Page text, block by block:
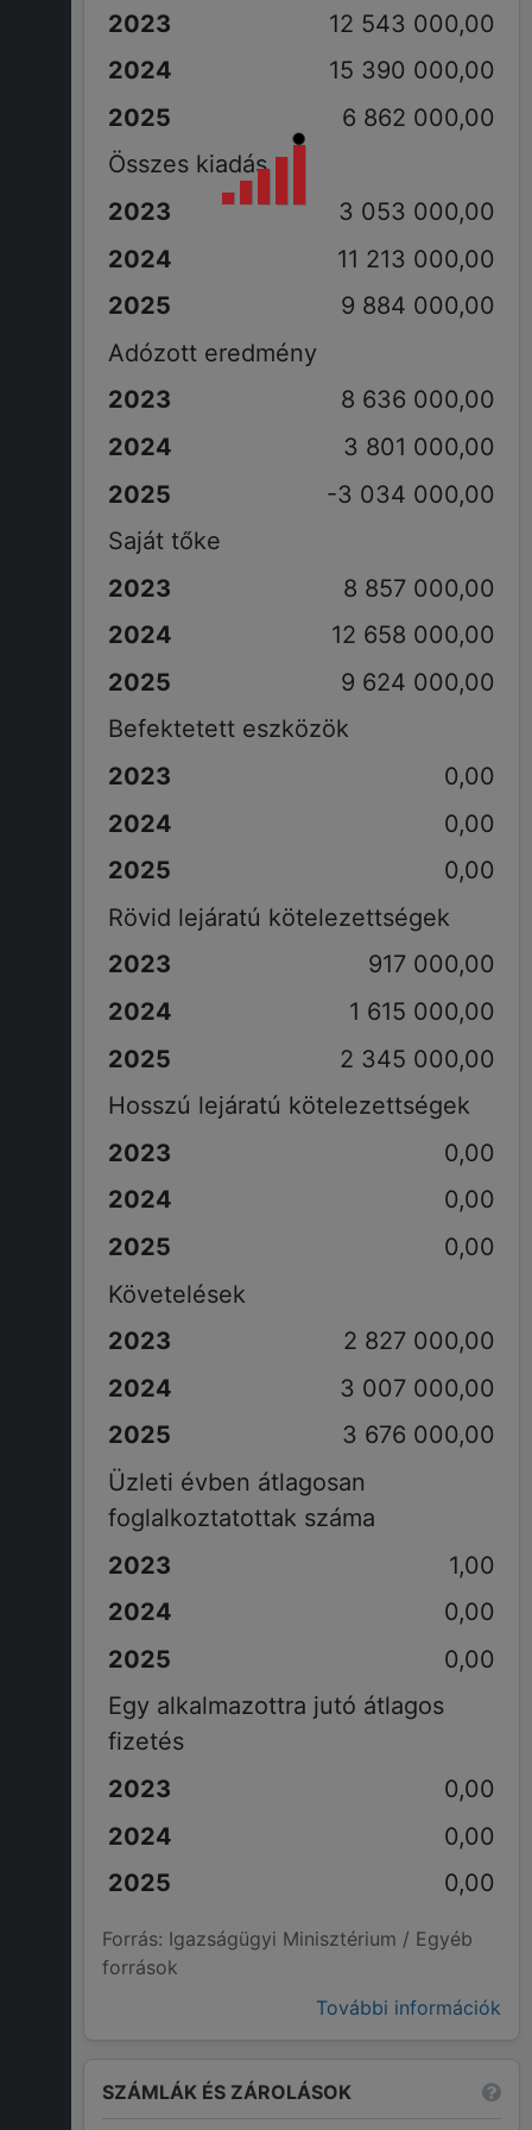
12 543 000,00
15 390 000,00
6 862 000,00
Összes kiadás
3 053 000,00
11 213 000,00
9 884 000,00
Adózott eredmény
8 636 000,00
3 801 000,00
-3 034 000,00
Saját tőke
8 857 000,00
12 658 000,00
9 624 000,00
Befektetett eszközök
0,00
0,00
0,00
Rövid lejáratú kötelezettségek
917 000,00
1 615 000,00
2 345 000,00
Hosszú lejáratú kötelezettségek
0,00
0,00
0,00
Követelések
2 827 000,00
3 007 000,00
3 676 000,00
Üzleti évben átlagosan
foglalkoztatottak száma
1,00
0,00
0,00
Egy alkalmazottra jutó átlagos
fizetés
0,00
0,00
0,00
Forrás: Igazságügyi Minisztérium / Egyéb
források
További információk
SZÁMLÁK ÉS ZÁROLÁSOK